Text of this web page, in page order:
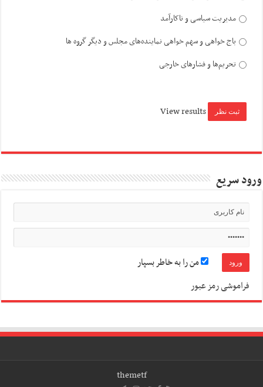
مدیریت سیاسی و ناکارآمد
باج خواهی و سهم خواهی نماینده‌های مجلس و دیگر گروه ها
تحریم‌ها و فشارهای خارجی
View results
ورود سریع
من را به خاطر بسپار
فراموشی رمز عبور
themetf